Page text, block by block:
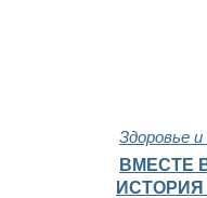
Здоровье
ВМЕСТЕ
ИСТОРИЯ